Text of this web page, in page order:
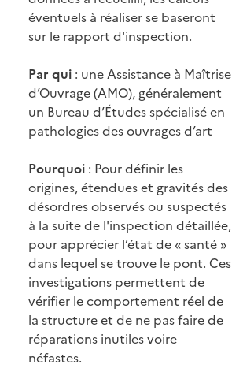
éventuels à réaliser se baseront
sur le rapport d'inspection.
Par qui : une Assistance à Maîtrise
d’Ouvrage (AMO), généralement
un Bureau d’Études spécialisé en
pathologies des ouvrages d’art
Pourquoi : Pour définir les
origines, étendues et gravités des
désordres observés ou suspectés
à la suite de l'inspection détaillée,
pour apprécier l’état de « santé »
dans lequel se trouve le pont. Ces
investigations permettent de
vérifier le comportement réel de
la structure et de ne pas faire de
réparations inutiles voire
néfastes.